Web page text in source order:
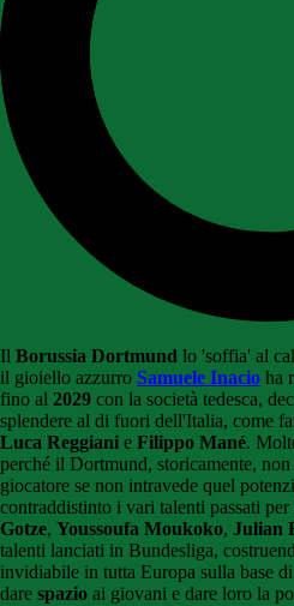
Il Borussia Dortmund lo 'soffia' al
il gioiello azzurro Samuele Inacio ha
fino al 2029 con la società tedesca,
splendere al di fuori dell'Italia, come
Luca Reggiani e Filippo Mané.
perché il Dortmund, storicamente,
giocatore se non intravede quel
contraddistinto i vari talenti passati
Gotze, Youssoufa Moukoko, Julian
talenti lanciati in Bundesliga,
invidiabile in tutta Europa sulla base
dare spazio ai giovani e dare loro la